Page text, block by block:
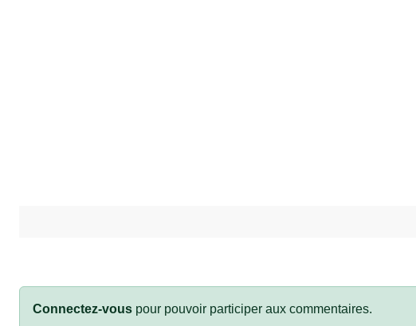
Connectez-vous pour pouvoir participer aux commentaires.